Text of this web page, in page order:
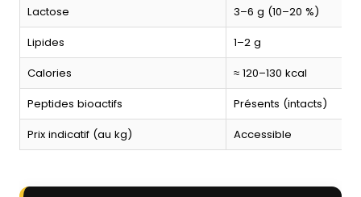
Lactose
3–6 g (10–20 %)
Lipides
1–2 g
Calories
≈ 120–130 kcal
Peptides bioactifs
Présents (intacts)
Prix indicatif (au kg)
Accessible